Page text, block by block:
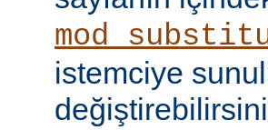
istemciye